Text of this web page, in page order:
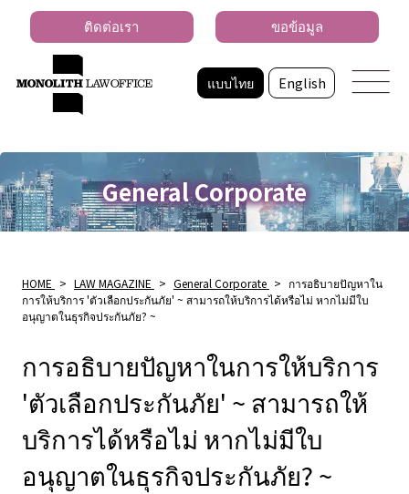
แบบไทย English
ติดต่อเรา ขอข้อมูล
General Corporate
HOME > LAW MAGAZINE > General Corporate > การอธิบายปัญหาใน
การให้บริการ 'ตัวเลือกประกันภัย' ~ สามารถให้บริการได้หรือไม่ หากไม่มีใบ
อนุญาตในธุรกิจประกันภัย? ~
การอธิบายปัญหาในการให้บริการ
'ตัวเลือกประกันภัย' ~ สามารถให้
บริการได้หรือไม่ หากไม่มีใบ
อนุญาตในธุรกิจประกันภัย? ~